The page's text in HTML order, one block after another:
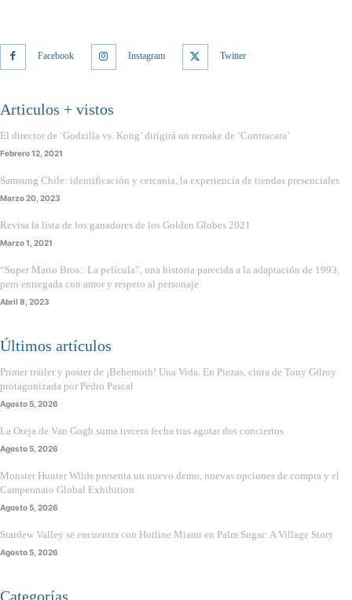
Facebook Instagram Twitter
Articulos + vistos
El director de ‘Godzilla vs. Kong’ dirigirá un remake de ‘Contracara’
Febrero 12, 2021
Samsung Chile: identificación y cercanía, la experiencia de tiendas presenciales
Marzo 20, 2023
Revisa la lista de los ganadores de los Golden Globes 2021
Marzo 1, 2021
“Super Mario Bros.: La película”, una historia parecida a la adaptación de 1993,
pero entregada con amor y respeto al personaje
Abril 8, 2023
Últimos artículos
Primer tráiler y poster de ¡Behemoth! Una Vida. En Piezas, cinta de Tony Gilroy
protagonizada por Pedro Pascal
Agosto 5, 2026
La Oreja de Van Gogh suma tercera fecha tras agotar dos conciertos
Agosto 5, 2026
Monster Hunter Wilds presenta un nuevo demo, nuevas opciones de compra y el
Campeonato Global Exhibition
Agosto 5, 2026
Stardew Valley se encuentra con Hotline Miami en Palm Sugar: A Village Story
Agosto 5, 2026
Categorías